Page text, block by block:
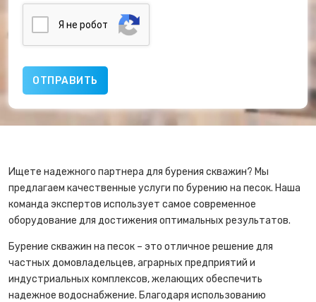
Я нe poбoт
Ищете надежного партнера для бурения скважин? Мы
предлагаем качественные услуги по бурению на песок. Наша
команда экспертов использует самое современное
оборудование для достижения оптимальных результатов.
Бурение скважин на песок – это отличное решение для
частных домовладельцев, аграрных предприятий и
индустриальных комплексов, желающих обеспечить
надежное водоснабжение. Благодаря использованию